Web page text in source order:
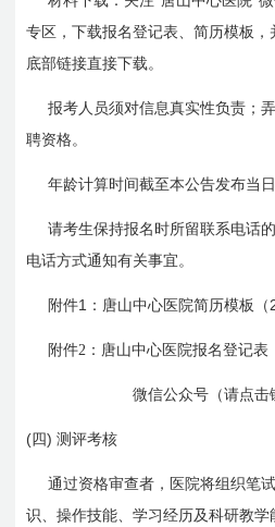
专区，下载报名登记表、简历模板
底部链接直接下载。
报考人员须对信息真实性负责；
聘资格。
年龄计算时间截至本公告发布当
请考生保持报名时所留联系电话
电话方式通知有关事宜。
附件1 ：唐山中心医院简历模板（
附件2 ：唐山中心医院报名登记表
微信公众号 （请点
(四) 测评考核
通过资格审查者，医院将组织笔
识、操作技能、学习经历及科研教学